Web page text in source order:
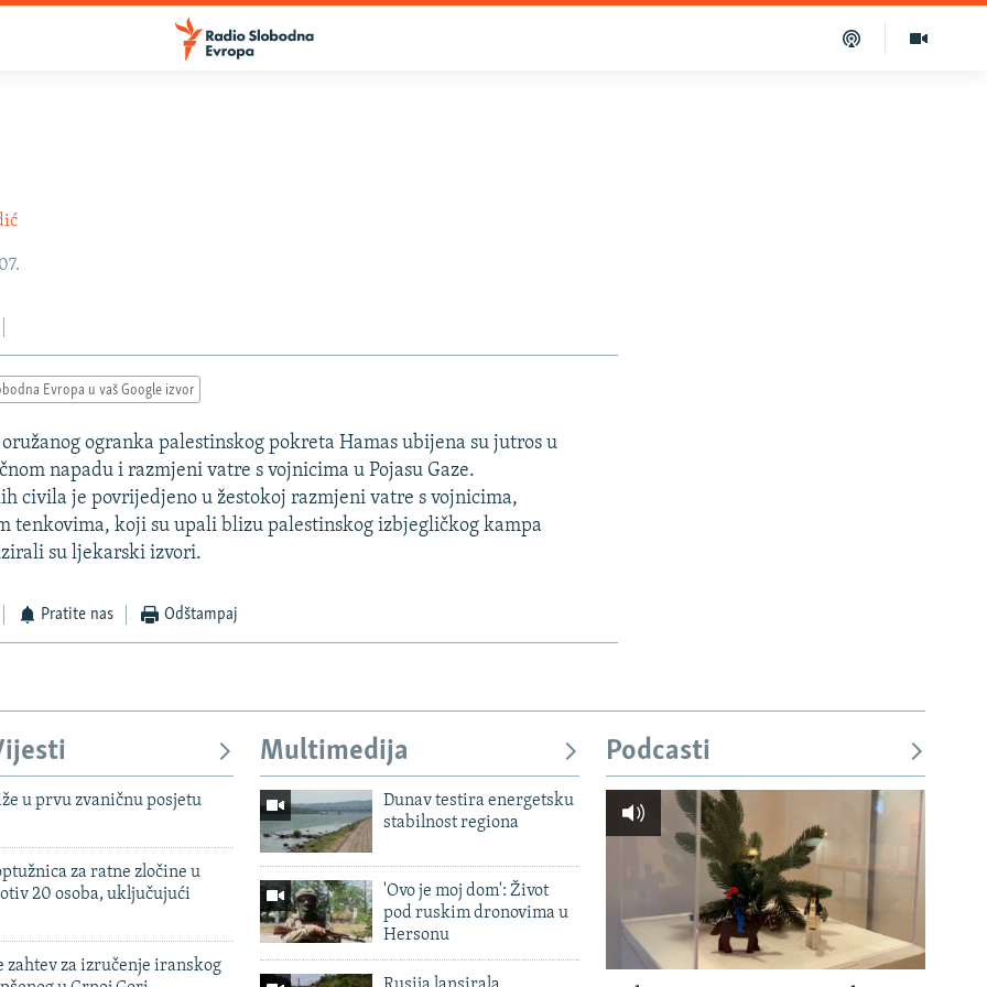
Evropa u vaš Google izvor
ogranka palestinskog pokreta Hamas ubijena su jutros u
napadu i razmjeni vatre s vojnicima u Pojasu Gaze.
civila je povrijedjeno u žestokoj razmjeni vatre s vojnicima,
tenkovima, koji su upali blizu palestinskog izbjegličkog kampa
su ljekarski izvori.
Pratite nas Odštampaj
u prvu zvaničnu posjetu
za ratne zločine u
20 osoba, uključujući
zahtev za izručenje iranskog
Multimedija
Dunav testira energetsku
stabilnost regiona
'Ovo je moj dom': Život
pod ruskim dronovima u
Hersonu
Podcasti